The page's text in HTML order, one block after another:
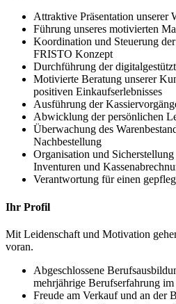
Attraktive Präsentation unserer
Führung unseres motivierten
Koordination und Steuerung
FRISTO Konzept
Durchführung der
Motivierte Beratung unserer
positiven Einkaufserlebnisses
Ausführung der
Abwicklung der persönlichen
Überwachung des
Nachbestellung
Organisation und
Inventuren und
Verantwortung für einen
Ihr Profil
Mit Leidenschaft und Motivation
voran.
Abgeschlossene
mehrjährige Berufserfahrung
Freude am Verkauf und an der